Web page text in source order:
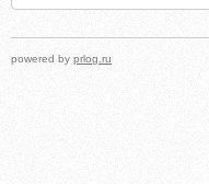
powered by prlog.ru